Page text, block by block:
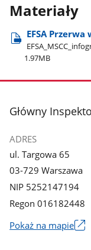
Materiały
EFSA
1.97MB
stopka
Główny
ADRES
ul. Targowa 65
03-729 Warszawa
NIP 5252147194
Regon 016182448
Pokaż na mapie